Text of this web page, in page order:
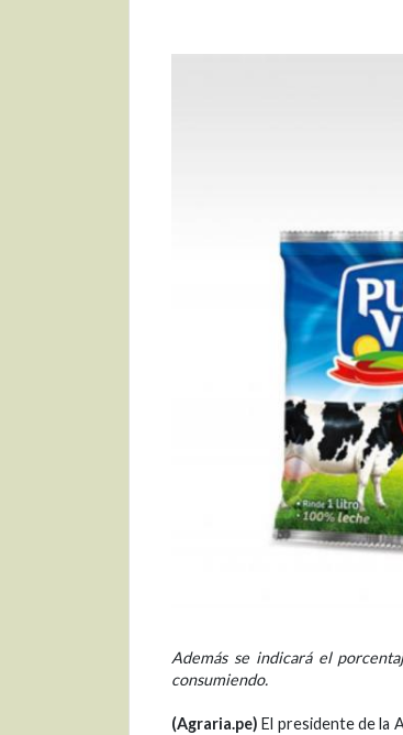
Además se indicará el
consumiendo.
(Agraria.pe) El presidente de la